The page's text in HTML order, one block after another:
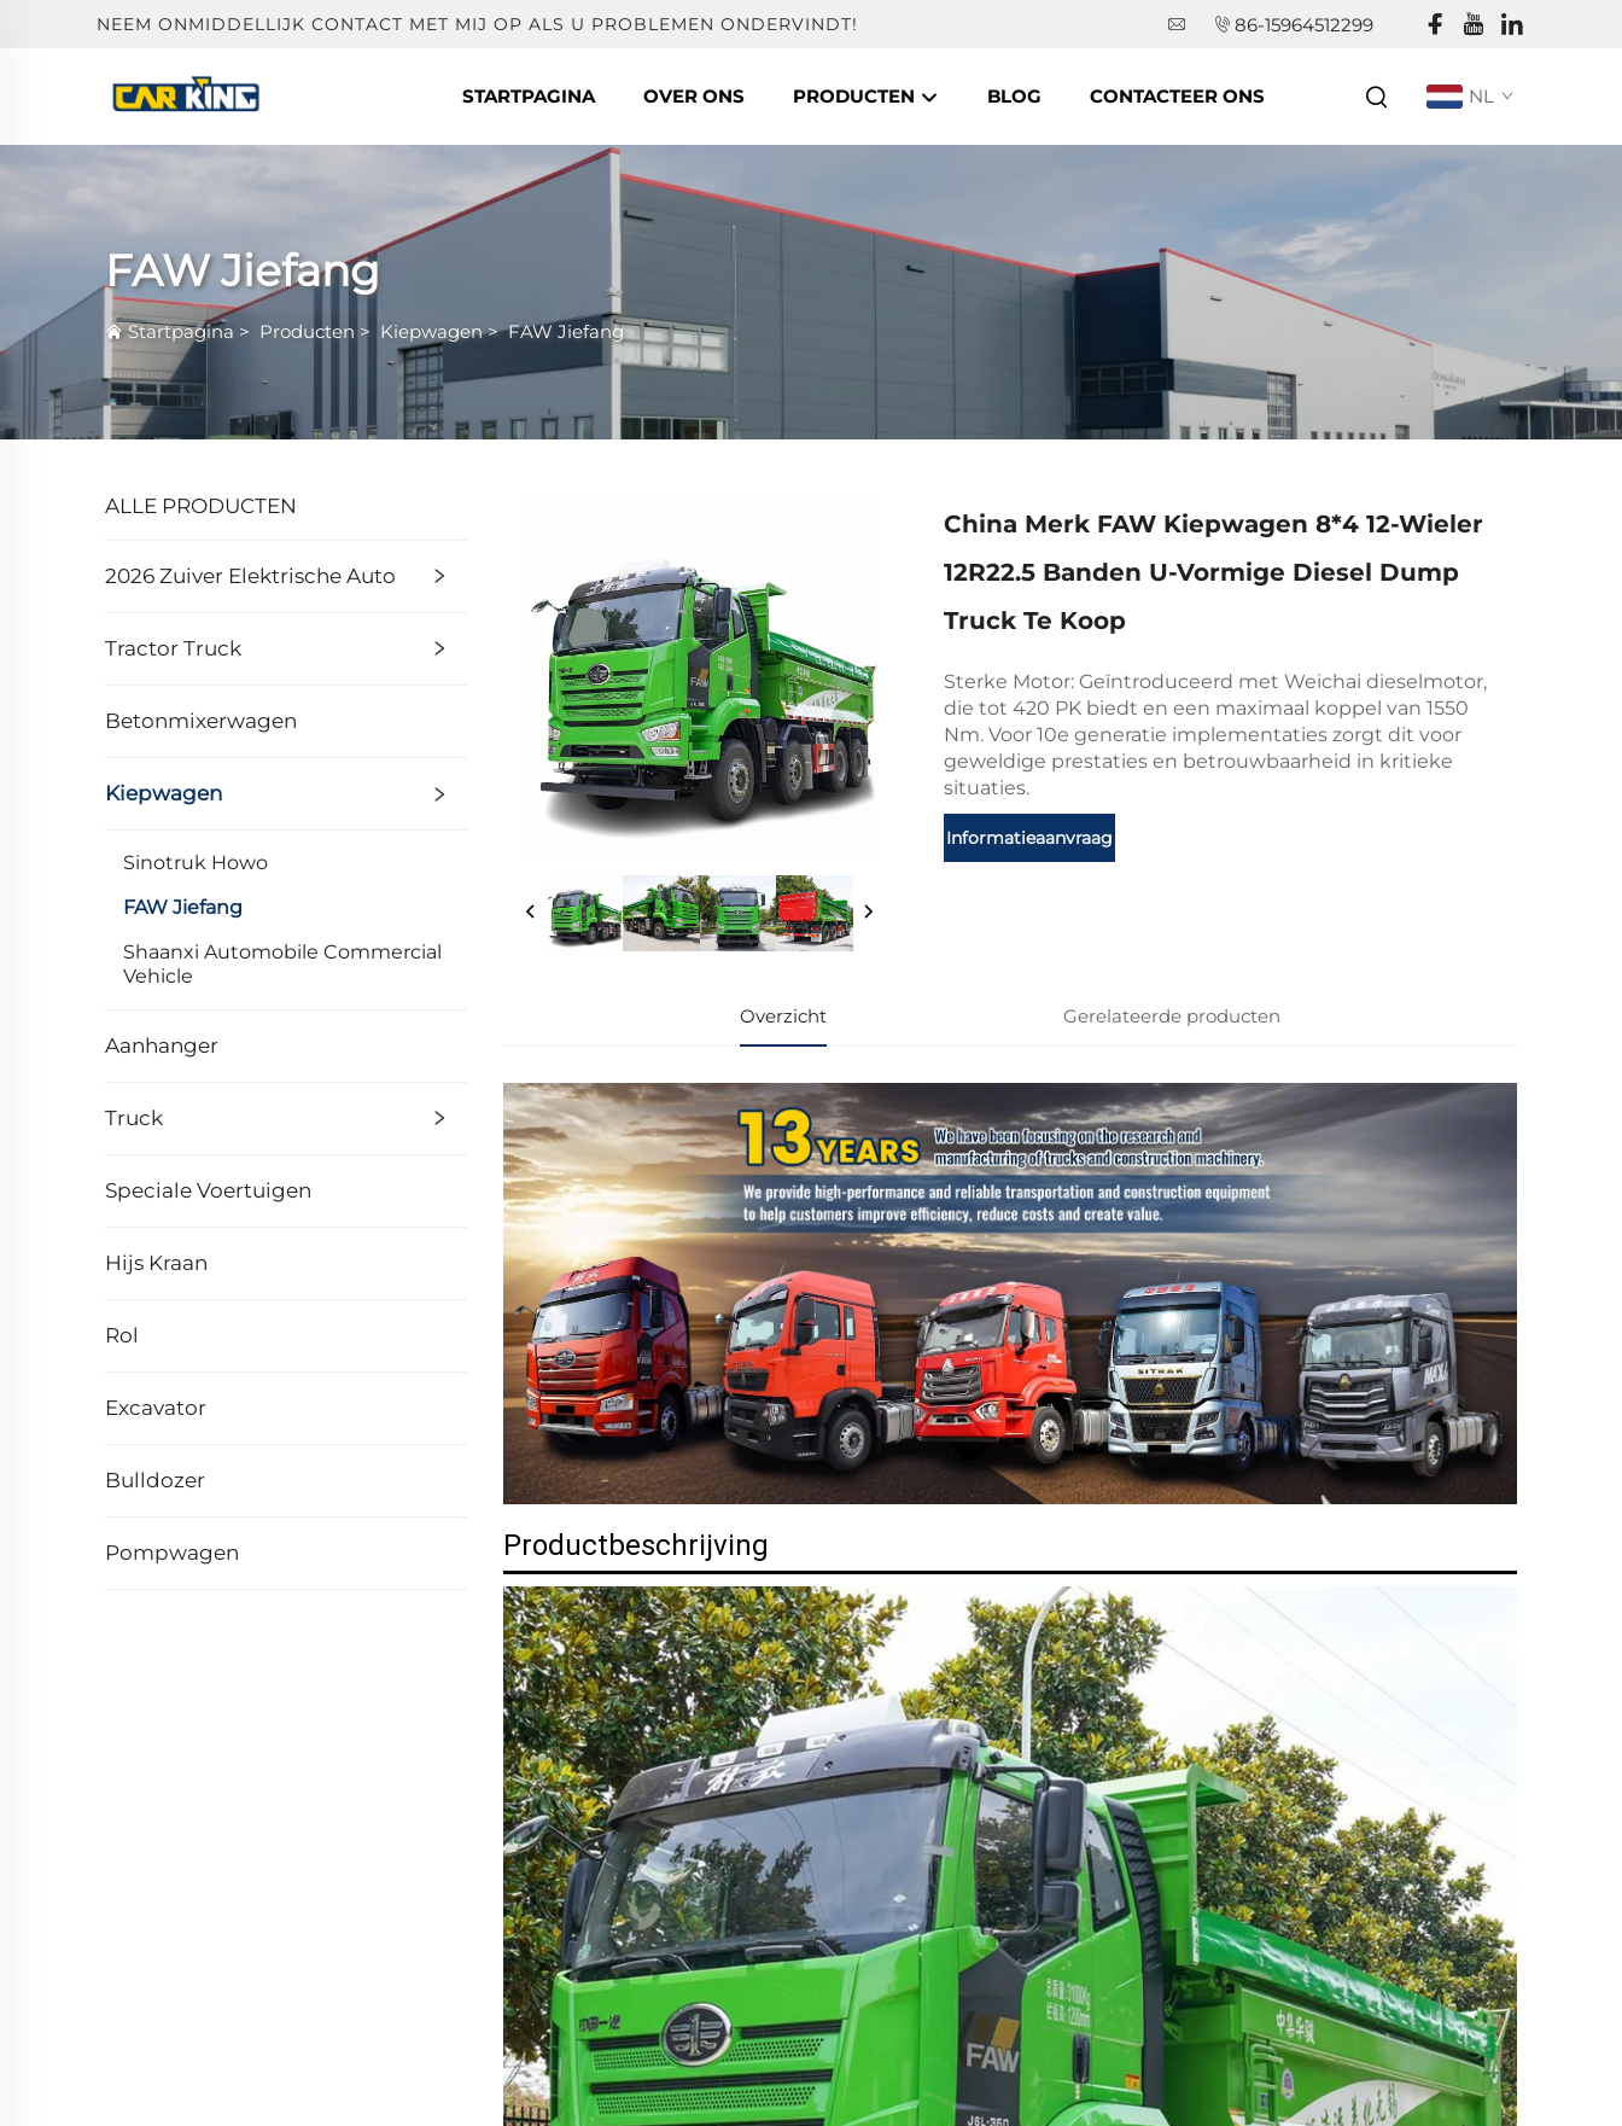
NEEM ONMIDDELLIJK CONTACT MET MIJ OP ALS U PROBLEMEN ONDERVINDT! 86-15964512299
STARTPAGINA OVER ONS PRODUCTEN BLOG CONTACTEER ONS NL
FAW Jiefang
Startpagina > Producten > Kiepwagen>FAW Jiefang
ALLE PRODUCTEN
2026 Zuiver Elektrische Auto
Tractor Truck
Betonmixerwagen
Kiepwagen
Sinotruk Howo
FAW Jiefang
Shaanxi Automobile Commercial
Vehicle
Aanhanger
Truck
Speciale Voertuigen
Hijs Kraan
Rol
Excavator
Bulldozer
Pompwagen
China Merk FAW Kiepwagen 8*4 12-Wieler
12R22.5 Banden U-Vormige Diesel Dump
Truck Te Koop
Sterke Motor: Geïntroduceerd met Weichai dieselmotor,
die tot 420 PK biedt en een maximaal koppel van 1550
Nm. Voor 10e generatie implementaties zorgt dit voor
geweldige prestaties en betrouwbaarheid in kritieke
situaties.
Informatieaanvraag
Overzicht Gerelateerde producten
Productbeschrijving